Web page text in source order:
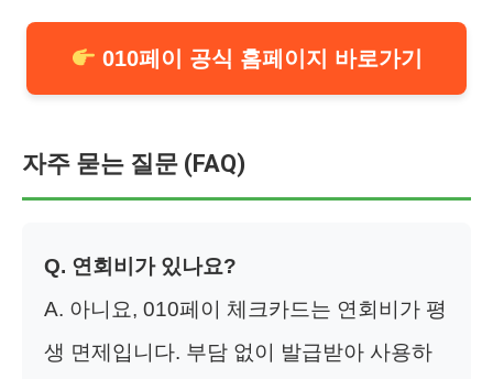
010페이 공식 홈페이지 바로가기
자주 묻는 질문 (FAQ)
Q. 연회비가 있나요?
A. 아니요, 010페이 체크카드는 연회비가 평
생 면제입니다. 부담 없이 발급받아 사용하